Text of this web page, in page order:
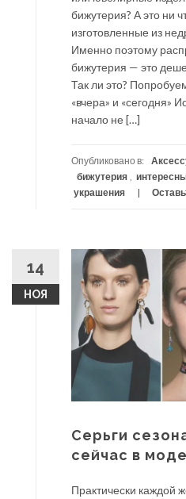
бижутерия? А это ни
изготовленные из
Именно поэтому
бижутерия — это
Так ли это?
«вчера» и «сегодня»
начало не […]
Опубликовано в:
бижутерия ,
украшения
14
НОЯ
Серьги
сейчас в моде
Практически каждой